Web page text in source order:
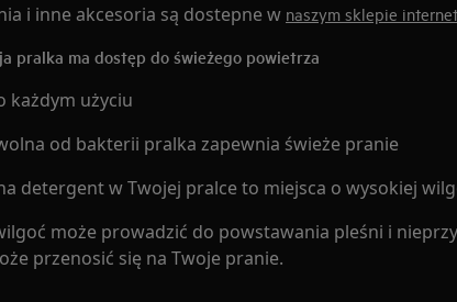
i inne akcesoria są dostepne w naszym sklepie
pralka ma dostęp do świeżego powietrza
każdym użyciu
od bakterii pralka zapewnia świeże pranie
detergent w Twojej pralce to miejsca o wysokiej
może prowadzić do powstawania pleśni i
przenosić się na Twoje pranie.